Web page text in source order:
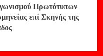
Πρωτότυπων
επί Σκηνής της